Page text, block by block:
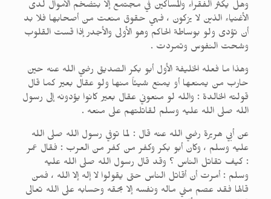
وهل يكثر الفقراء والمساكين في مجتمع إلا بتضخم الأموال لدى
الأغنياء الذين لا يزكون ، فهي حقوق منعت من أصحابها فلا بد
أن تؤدى ولو بوساطة الحاكم وهو الأولى والأجدر إذا قست القلوب
وشحت النفوس وتمردت .
وهذا ما فعله الخليفة الأول أبو بكر الصديق رضي الله عنه حين
حارب من يمنعها أو يمنع شيئاً منها ولو عقال بعير كما قال
قولته الخالدة : والله لو منعوني عقال بعير كانوا يؤدونه إلى رسول
الله صلى الله عليه وسلم لقاتلتهم على منعه .
عن أبي هريرة رضي الله عنه قال : لما توفي رسول الله صلى الله
عليه وسلم ، وكان أبو بكر وكفر من كفر من العرب : فقال عمر
: كيف تقاتل الناس ؟ وقد قال رسول الله صلى الله عليه
وسلم : أمرت أن أقاتل الناس حتى يقولوا لا إله إلا الله ، فمن
قالها فقد عصم مني ماله ونفسه إلا بحقه وحسابه على الله تعالى